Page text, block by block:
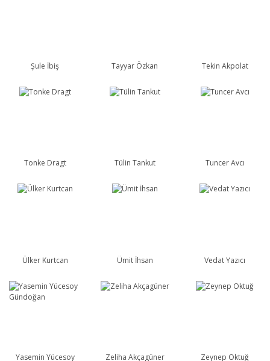
Şule İbiş Tayyar Özkan Tekin Akpolat
Tonke Dragt Tülin Tankut Tuncer Avcı
Ülker Kurtcan Ümit İhsan Vedat Yazıcı
Yasemin Yücesoy
Zeliha Akçagüner Zeynep Oktuğ